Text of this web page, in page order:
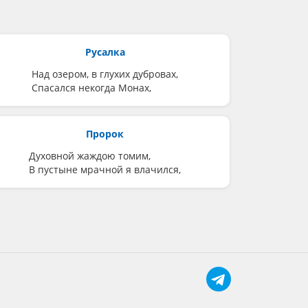
Русалка
Над озером, в глухих дубровах,
Спасался некогда Монах,
Пророк
Духовной жаждою томим,
В пустыне мрачной я влачился,